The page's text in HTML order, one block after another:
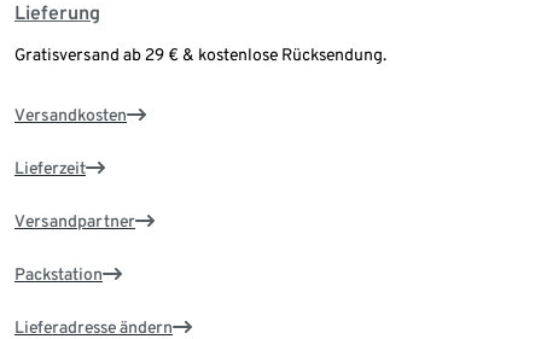
Lieferung
Gratisversand ab 29 € & kostenlose Rücksendung.
Versandkosten
Lieferzeit
Versandpartner
Packstation
Lieferadresse ändern